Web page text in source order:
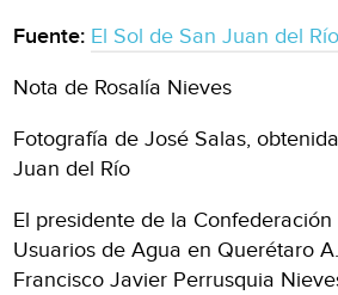
Fuente: El Sol de San Juan del Río
Nota de Rosalía Nieves
Fotografía de José Salas,
Juan del Río
El presidente de la
Usuarios de Agua en Querétaro
Francisco Javier Perrusquia